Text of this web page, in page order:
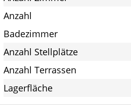
Anzahl
Badezimmer
Anzahl Stellplätze
Anzahl Terrassen
Lagerfläche